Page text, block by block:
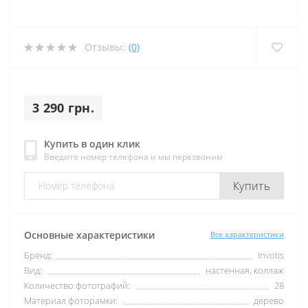
Отзывы: (0)
3 290 грн.
Купить в один клик
Введите номер телефона и мы перезвоним
Купить
Основные характеристики Все характеристики
Бренд:
Invotis
Вид:
настенная, коллаж
Количество фотографий:
28
Материал фоторамки:
дерево